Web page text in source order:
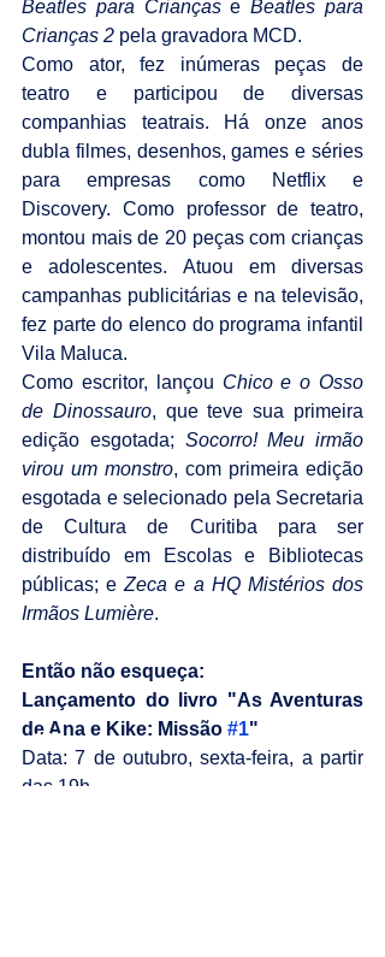
Beatles para Crianças e Beatles para
Crianças 2 pela gravadora MCD.
Como ator, fez inúmeras peças de
teatro e participou de diversas
companhias teatrais. Há onze anos
dubla filmes, desenhos, games e séries
para empresas como Netflix e
Discovery. Como professor de teatro,
montou mais de 20 peças com crianças
e adolescentes. Atuou em diversas
campanhas publicitárias e na televisão,
fez parte do elenco do programa infantil
Vila Maluca.
Como escritor, lançou Chico e o Osso
de Dinossauro, que teve sua primeira
edição esgotada; Socorro! Meu irmão
virou um monstro, com primeira edição
esgotada e selecionado pela Secretaria
de Cultura de Curitiba para ser
distribuído em Escolas e Bibliotecas
públicas; e Zeca e a HQ Mistérios dos
Irmãos Lumière.
Então não esqueça:
Lançamento do livro "As Aventuras
de Ana e Kike: Missão #1"
Data: 7 de outubro, sexta-feira, a partir
das 19h